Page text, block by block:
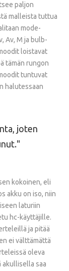
paljon
malleista tuttua
mode-
Av, M ja bulb-
loistavat
tämän rungon
tuntuvat
halutessaan
joten
kokoinen, eli
akku on iso, niin
laturiin
hc-käyttäjille.
ja pitää
ei välttämättä
oleva
akullisella saa